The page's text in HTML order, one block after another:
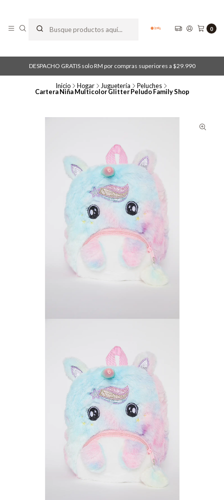
0
DESPACHO GRATIS solo RM por compras superiores a $29.990
Inicio Hogar Juguetería Peluches
Cartera Niña Multicolor Glitter Peludo Family Shop